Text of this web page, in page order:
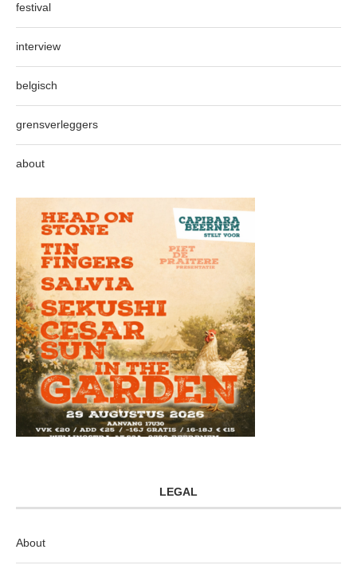
festival
interview
belgisch
grensverleggers
about
LEGAL
About